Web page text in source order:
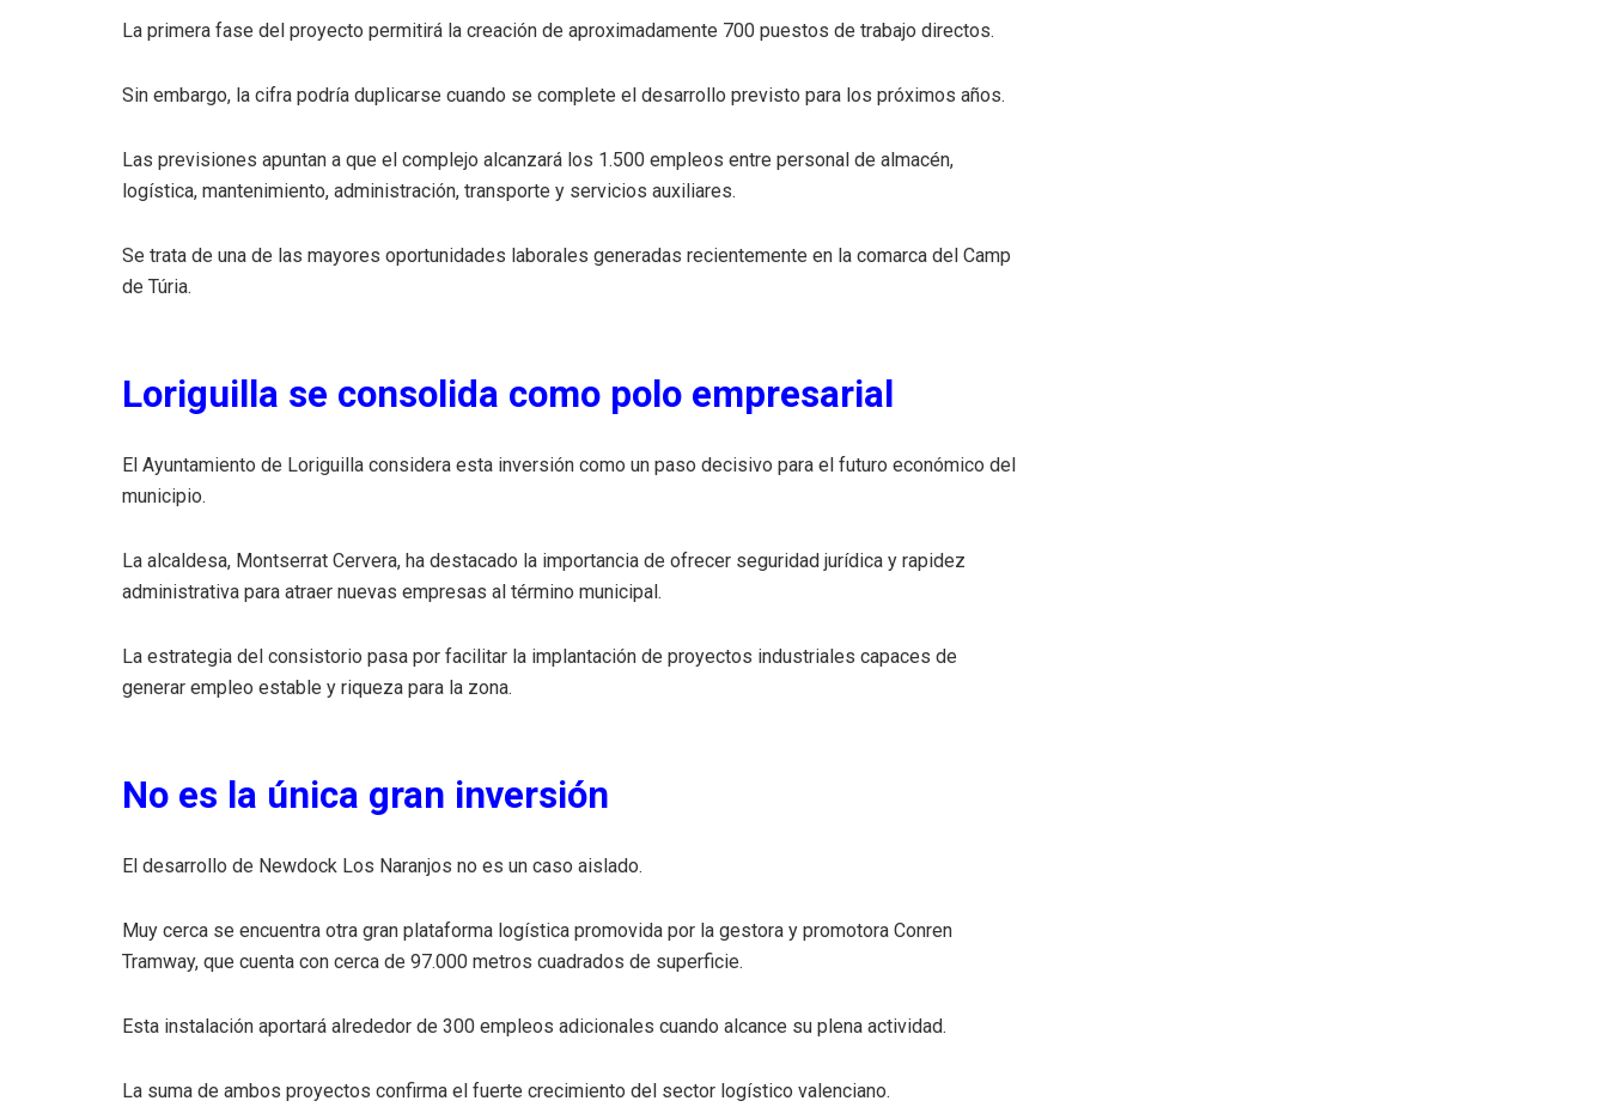
La primera fase del proyecto permitirá la creación de aproximadamente 700 puestos de trabajo directos.
Sin embargo, la cifra podría duplicarse cuando se complete el desarrollo previsto para los próximos años.
Las previsiones apuntan a que el complejo alcanzará los 1.500 empleos entre personal de almacén,
logística, mantenimiento, administración, transporte y servicios auxiliares.
Se trata de una de las mayores oportunidades laborales generadas recientemente en la comarca del Camp
de Túria.
Loriguilla se consolida como polo empresarial
El Ayuntamiento de Loriguilla considera esta inversión como un paso decisivo para el futuro económico del
municipio.
La alcaldesa, Montserrat Cervera, ha destacado la importancia de ofrecer seguridad jurídica y rapidez
administrativa para atraer nuevas empresas al término municipal.
La estrategia del consistorio pasa por facilitar la implantación de proyectos industriales capaces de
generar empleo estable y riqueza para la zona.
No es la única gran inversión
El desarrollo de Newdock Los Naranjos no es un caso aislado.
Muy cerca se encuentra otra gran plataforma logística promovida por la gestora y promotora Conren
Tramway, que cuenta con cerca de 97.000 metros cuadrados de superficie.
Esta instalación aportará alrededor de 300 empleos adicionales cuando alcance su plena actividad.
La suma de ambos proyectos confirma el fuerte crecimiento del sector logístico valenciano.